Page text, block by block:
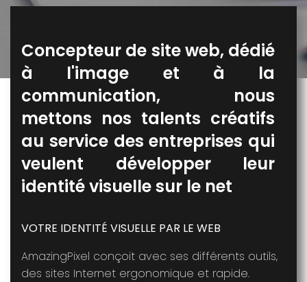
Concepteur de site web, dédié
à l'image et à la
communication, nous
mettons nos talents créatifs
au service des entreprises qui
veulent développer leur
identité visuelle sur le net
VOTRE IDENTITÉ VISUELLE PAR LE WEB
AmazingPixel conçoit avec ses différents outils,
des sites Internet ergonomique et rapide.